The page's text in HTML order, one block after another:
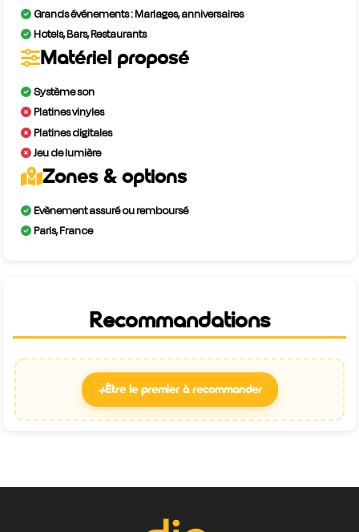
Grands événements : Mariages, anniversaires
Hotels, Bars, Restaurants
Matériel proposé
Système son
Platines vinyles
Platines digitales
Jeu de lumière
Zones & options
Evènement assuré ou remboursé
Paris, France
Recommandations
+Être le premier à recommander